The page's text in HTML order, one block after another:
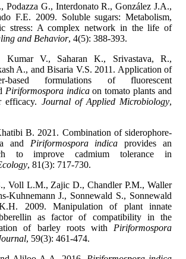
Podazza G., Interdonato R., González J.A.,
F.E. 2009. Soluble sugars: Metabolism,
stress: A complex network in the life of
and Behavior, 4(5): 388-393.
Kumar V., Saharan K., Srivastava, R.,
A., and Bisaria V.S. 2011. Application of
formulations of fluorescent
Piriformospora indicaon tomato plants and
efficacy. Journal of Applied Microbiology,
B. 2021. Combination of siderophore-
and Piriformospora indica provides an
to improve cadmium tolerance in
Voll L.M., Zajic D., Chandler P.M., Waller
Kuhnemann J., Sonnewald S., Sonnewald
2009. Manipulation of plant innate
as factor of compatibility in the
of barley roots with Piriformospora